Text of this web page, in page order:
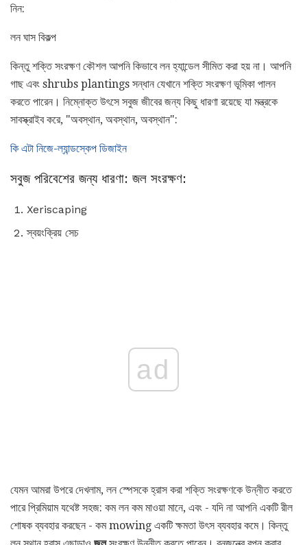
নিন:
লন ঘাস বিকল্প
কিন্তু শক্তি সংরক্ষণ কৌশল আপনি কিভাবে লন হ্যান্ডেল সীমিত করা হয় না। আপনি
গাছ এবং shrubs plantings সন্ধান যেখানে শক্তি সংরক্ষণ ভূমিকা পালন
করতে পারেন। নিম্নোক্ত উৎসে সবুজ জীবের জন্য কিছু ধারণা রয়েছে যা মন্ত্রকে
সাবস্ক্রাইব করে, "অবস্থান, অবস্থান, অবস্থান":
কি এটা নিজে-ল্যান্ডস্কেপ ডিজাইন
সবুজ পরিবেশের জন্য ধারণা: জল সংরক্ষণ:
Xeriscaping
স্বয়ংক্রিয় সেচ
ad
যেমন আমরা উপরে দেখলাম, লন স্পেসকে হ্রাস করা শক্তি সংরক্ষণকে উন্নীত করতে
পারে প্রিমিয়াম যথেষ্ট সহজ: কম লন কম মাওয়া মানে, এবং - যদি না আপনি একটি রীল
শোষক ব্যবহার করছেন - কম mowing একটি ক্ষমতা উৎস ব্যবহার কমে। কিন্তু